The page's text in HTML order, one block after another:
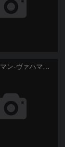
シュヴァスマン-ヴァハマン彗星 ( 29P )：2026/05/07